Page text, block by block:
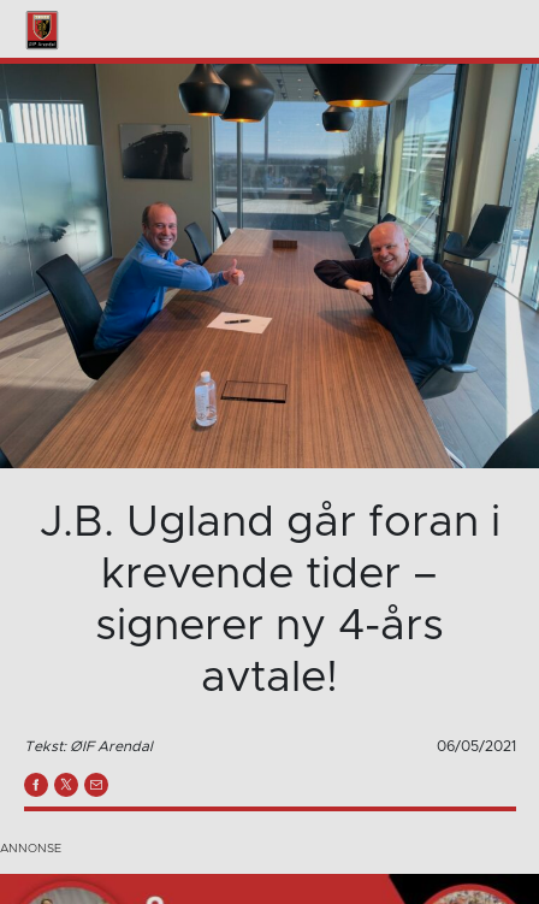
J.B. Ugland går foran i
krevende tider –
signerer ny 4-års
avtale!
Tekst: ØIF Arendal 06/05/2021